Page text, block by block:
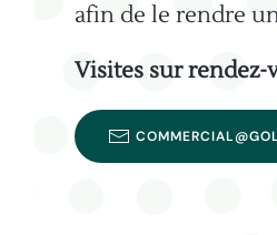
afin de le rendre
​Visites sur rendez-